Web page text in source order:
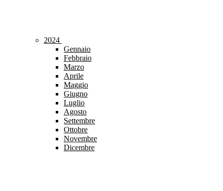
2024
Gennaio
Febbraio
Marzo
Aprile
Maggio
Giugno
Luglio
Agosto
Settembre
Ottobre
Novembre
Dicembre